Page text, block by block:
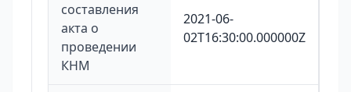
составления
акта о
проведении
КНМ
2021-06-
02T16:30:00.000000Z